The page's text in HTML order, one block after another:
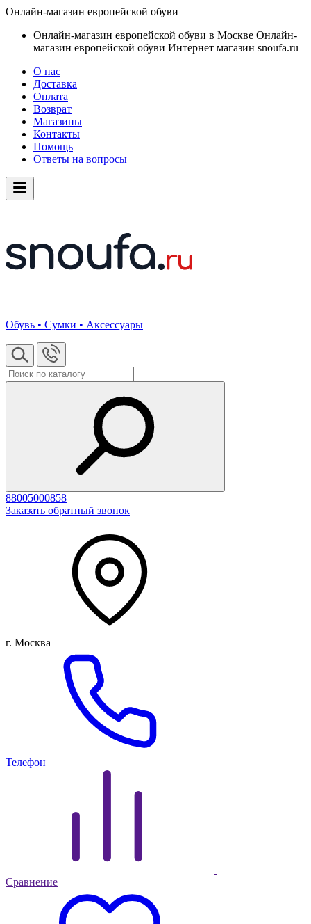
Онлайн-магазин европейской обуви
Онлайн-магазин европейской обуви в Москве Онлайн-
магазин европейской обуви Интернет магазин snoufa.ru
О нас
Доставка
Оплата
Возврат
Магазины
Контакты
Помощь
Ответы на вопросы
Обувь • Сумки • Аксессуары
88005000858
Заказать обратный звонок
г. Москва
Телефон
Сравнение